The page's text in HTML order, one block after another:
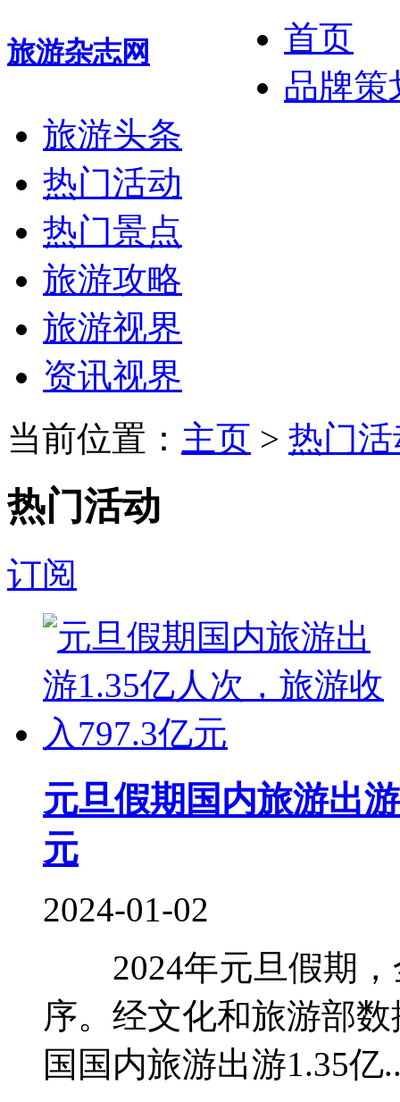
旅游杂志网
首页
品牌策
旅游头条
热门活动
热门景点
旅游攻略
旅游视界
资讯视界
当前位置： 主页 > 热门
热门活动
订阅
元旦假期国内旅游出
元
2024-01-02
2024年元旦假期，
序。经文化和旅游部
国国内旅游出游1.35亿